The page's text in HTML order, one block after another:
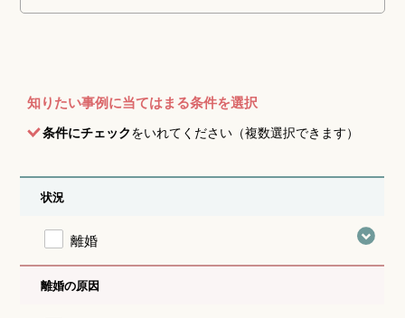
知りたい事例に当てはまる条件を選択
条件にチェックをいれてください（複数選択できます）
状況
離婚
離婚の原因